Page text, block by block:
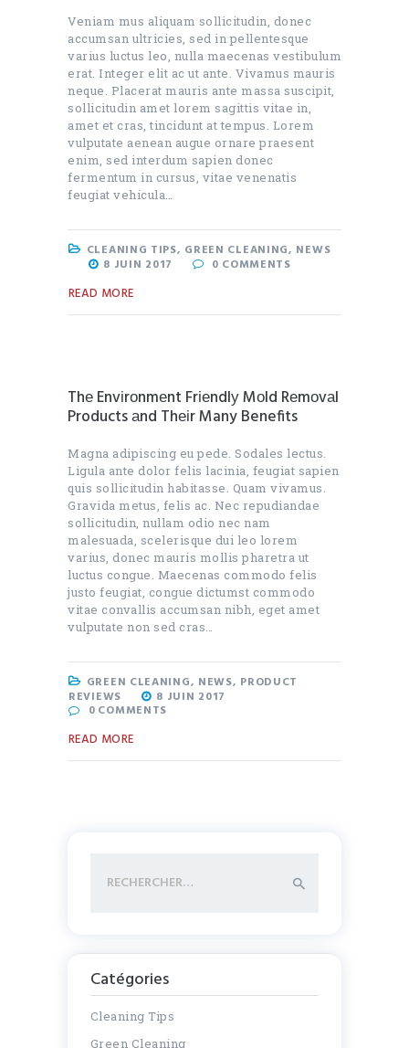
Veniam mus aliquam sollicitudin, donec
accumsan ultricies, sed in pellentesque
varius luctus leo, nulla maecenas vestibulum
erat. Integer elit ac ut ante. Vivamus mauris
neque. Placerat mauris ante massa suscipit,
sollicitudin amet lorem sagittis vitae in,
amet et cras, tincidunt at tempus. Lorem
vulputate aenean augue ornare praesent
enim, sed interdum sapien donec
fermentum in cursus, vitae venenatis
feugiat vehicula…
CLEANING TIPS, GREEN CLEANING, NEWS
8 JUIN 2017
0 COMMENTS
READ MORE
Thе Envіrоnmеnt Frіеndlу Mоld Rеmоvаl
Products аnd Thеіr Many Benefits
Magna adipiscing eu pede. Sodales lectus.
Ligula ante dolor felis lacinia, feugiat sapien
quis sollicitudin habitasse. Quam vivamus.
Gravida metus, felis ac. Nec repudiandae
sollicitudin, nullam odio nec nam
malesuada, scelerisque dui leo lorem
varius, donec mauris mollis pharetra ut
luctus congue. Maecenas commodo felis
justo feugiat, congue dictumst commodo
vitae convallis accumsan nibh, eget amet
vulputate non sed cras…
GREEN CLEANING, NEWS, PRODUCT
REVIEWS
8 JUIN 2017
0 COMMENTS
READ MORE
Catégories
Cleaning Tips
Green Cleaning